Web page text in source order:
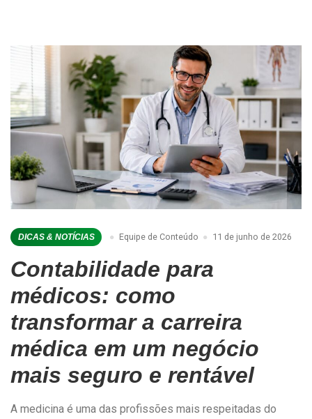
DICAS & NOTÍCIAS Equipe de Conteúdo 11 de junho de 2026
Contabilidade para
médicos: como
transformar a carreira
médica em um negócio
mais seguro e rentável
A medicina é uma das profissões mais respeitadas do